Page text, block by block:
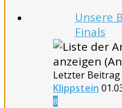
Unsere
Finals
Letzter Beitrag
Klippstein
8